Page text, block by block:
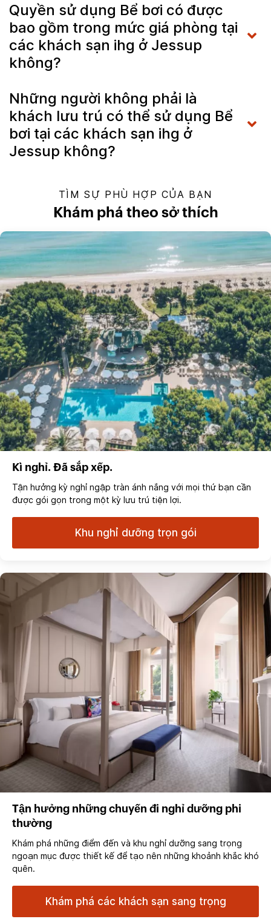
Quyền sử dụng Bể bơi có được
bao gồm trong mức giá phòng tại
các khách sạn ihg ở Jessup
không?
Những người không phải là
khách lưu trú có thể sử dụng Bể
bơi tại các khách sạn ihg ở
Jessup không?
TÌM SỰ PHÙ HỢP CỦA BẠN
Khám phá theo sở thích
Kì nghỉ. Đã sắp xếp.
Tận hưởng kỳ nghỉ ngập tràn ánh nắng với mọi thứ bạn cần
được gói gọn trong một kỳ lưu trú tiện lợi.
Khu nghỉ dưỡng trọn gói
Tận hưởng những chuyến đi nghỉ dưỡng phi
thường
Khám phá những điểm đến và khu nghỉ dưỡng sang trọng
ngoạn mục được thiết kế để tạo nên những khoảnh khắc khó
quên.
Khám phá các khách sạn sang trọng